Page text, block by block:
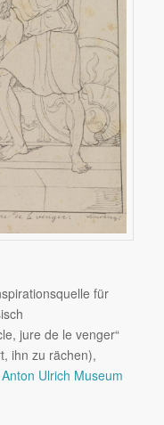
für
jure de le venger“
ihn zu rächen),
Ulrich Museum